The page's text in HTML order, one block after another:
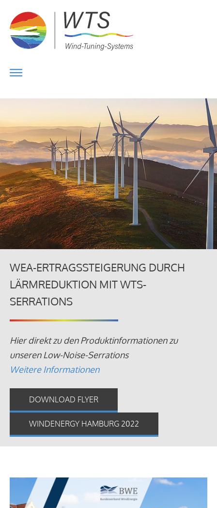
WEA-ERTRAGSSTEIGERUNG DURCH
LÄRMREDUKTION MIT WTS-
SERRATIONS
Hier direkt zu den Produktinformationen zu
unseren Low-Noise-Serrations
Weitere Informationen
DOWNLOAD FLYER
WINDENERGY HAMBURG 2022